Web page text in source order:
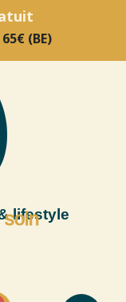
(BE)
lifestyle
soin